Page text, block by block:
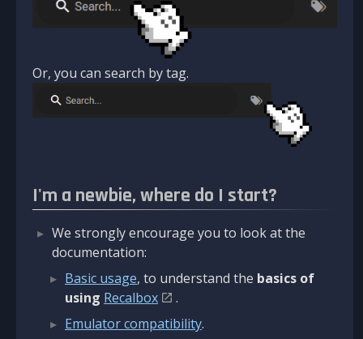
Or, you can search by tag.
I'm a newbie, where do I start?
We strongly encourage you to look at the
documentation:
Basic usage, to understand the basics of
using Recalbox
.
Emulator compatibility.